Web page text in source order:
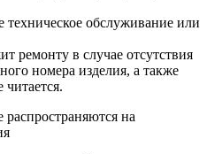
техническое обслуживание или
ремонту в случае отсутствия
номера изделия, а также
распространяются на